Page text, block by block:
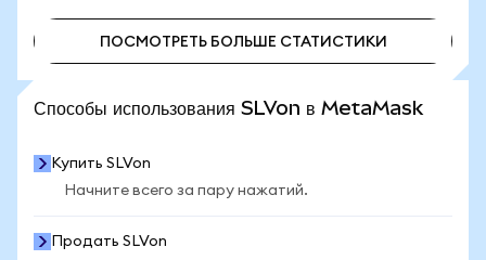
ПОСМОТРЕТЬ БОЛЬШЕ СТАТИСТИКИ
Способы использования SLVon в MetaMask
Купить SLVon
Начните всего за пару нажатий.
Продать SLVon